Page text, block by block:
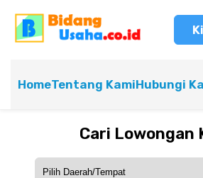
HomeTentang KamiHubungi
Cari Lowongan